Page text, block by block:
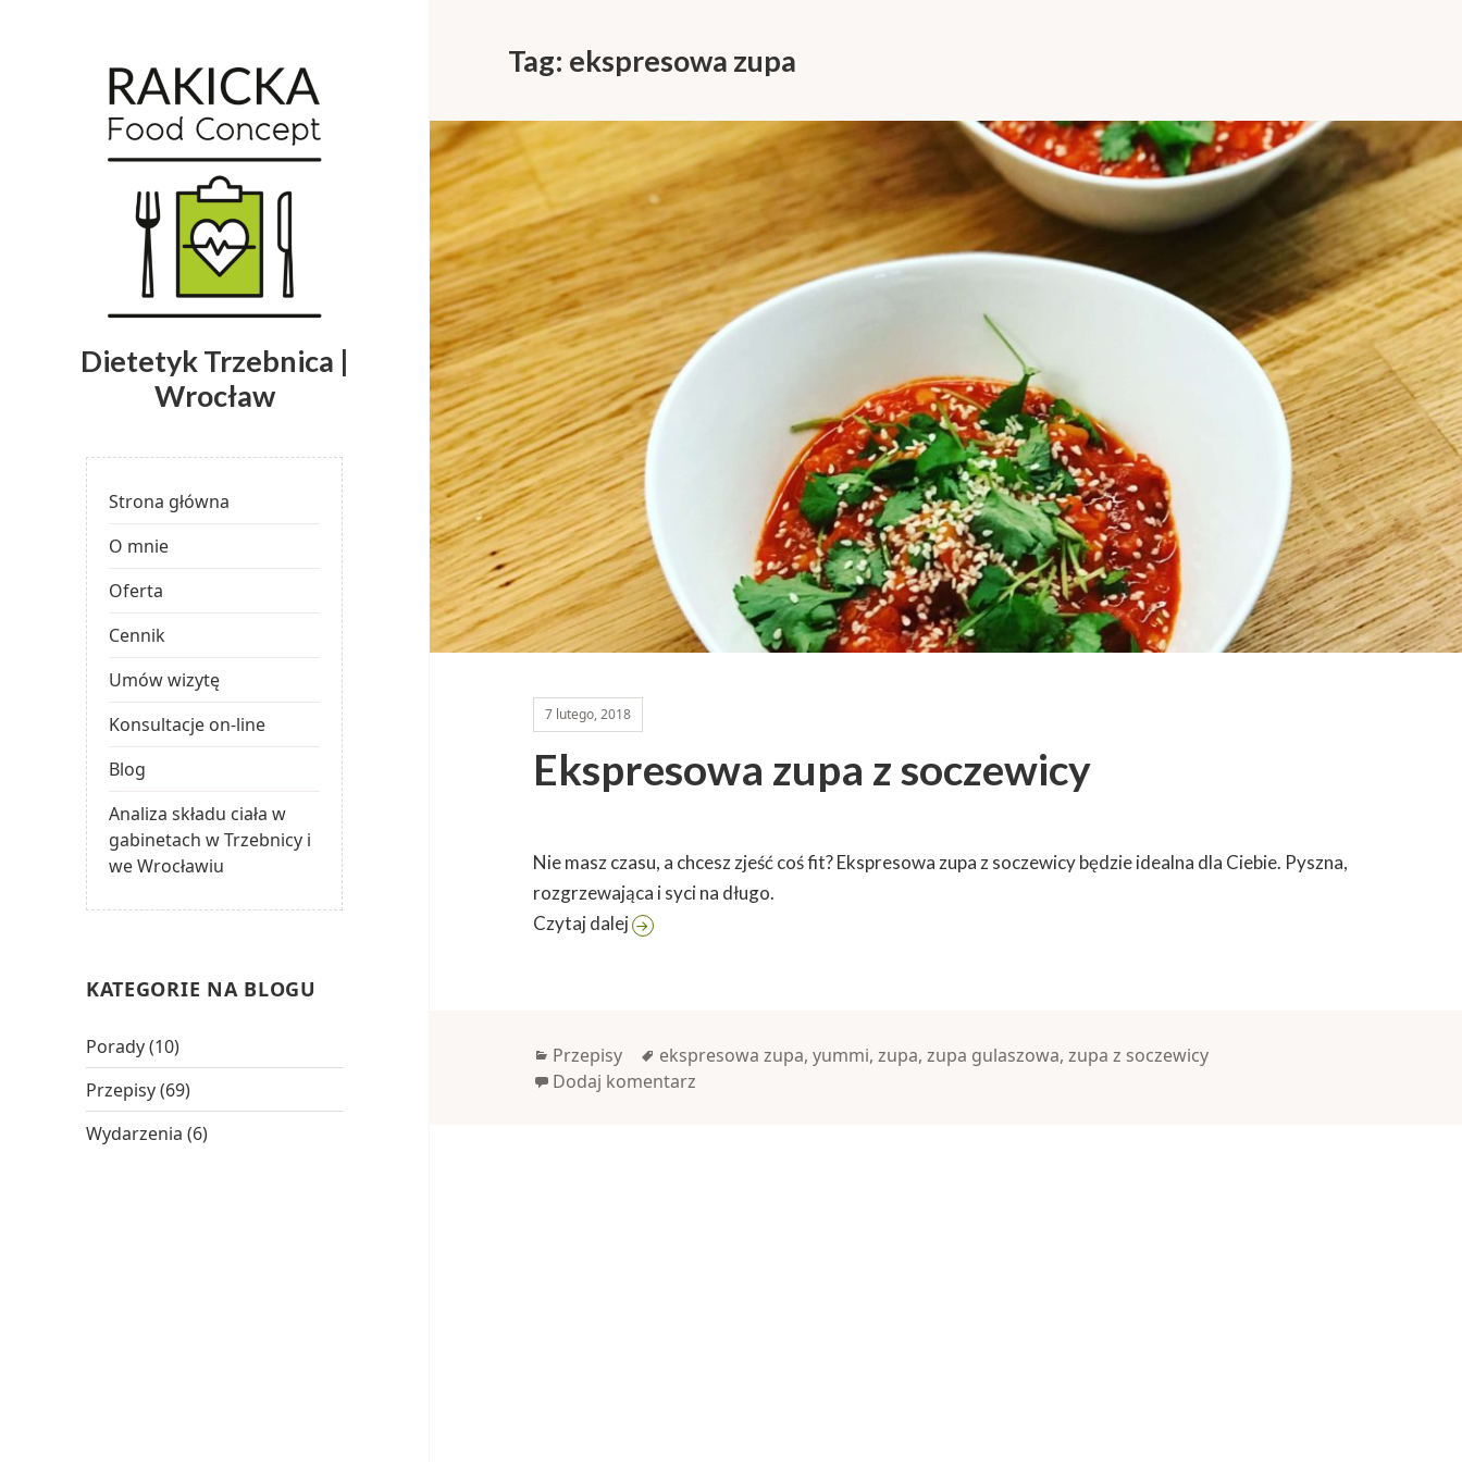
Dietetyk Trzebnica |
Wrocław
Strona główna
O mnie
Oferta
Cennik
Umów wizytę
Konsultacje on-line
Blog
Analiza składu ciała w
gabinetach w Trzebnicy i
we Wrocławiu
KATEGORIE NA BLOGU
Porady(10)
Przepisy(69)
Wydarzenia (6)
Tag: ekspresowa zupa
7 lutego, 2018
Ekspresowa zupa z soczewicy
Nie masz czasu, a chcesz zjeść coś fit? Ekspresowa zupa z soczewicy będzie idealna dla Ciebie. Pyszna,
rozgrzewająca i syci na długo.
Czytaj dalejEkspresowa zupa z soczewicy
Kategorie
Przepisy Tagi
ekspresowa zupa,yummi,zupa,zupa gulaszowa,zupa z soczewicy
Dodaj komentarz